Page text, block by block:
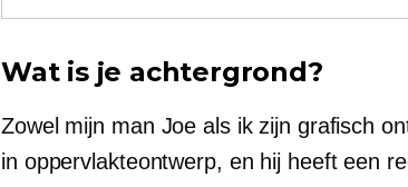
Wat is je achtergrond?
Zowel mijn man Joe als ik zijn grafisch
in oppervlakteontwerp, en hij heeft een